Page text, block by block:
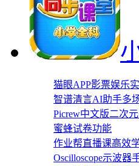
猫眼APP影票娱乐
智谱清言AI助手多
Picrew中文版二次
蜜蜂试卷功能
作业帮直播课高效
Oscilloscope示波器